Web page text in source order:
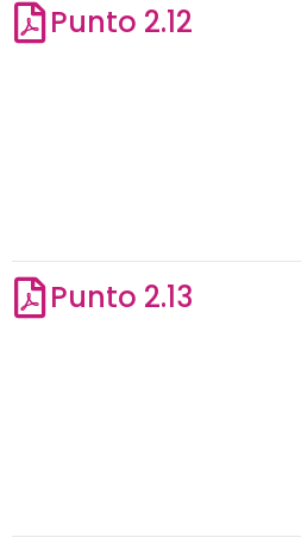
Punto 2.12
Punto 2.13